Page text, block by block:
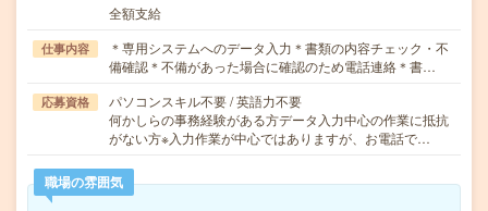
全額支給
仕事内容
＊専用システムへのデータ入力＊書類の内容チェック・不
備確認＊不備があった場合に確認のため電話連絡＊書…
応募資格
パソコンスキル不要 / 英語力不要
何かしらの事務経験がある方データ入力中心の作業に抵抗
がない方※入力作業が中心ではありますが、お電話で…
職場の雰囲気